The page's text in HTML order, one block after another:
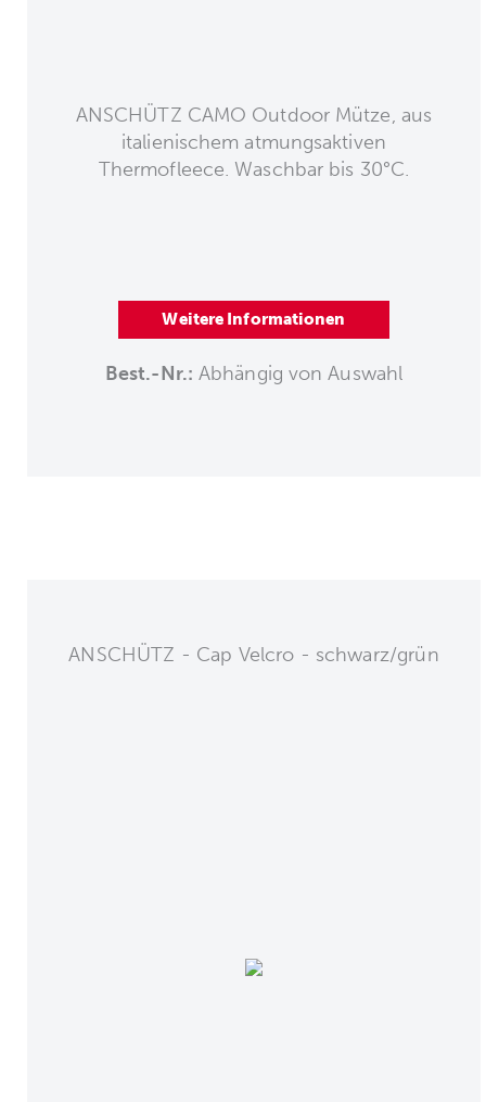
ANSCHÜTZ CAMO Outdoor Mütze, aus
italienischem atmungsaktiven
Thermofleece. Waschbar bis 30°C.
Weitere Informationen
Best.-Nr.: Abhängig von Auswahl
ANSCHÜTZ - Cap Velcro - schwarz/grün